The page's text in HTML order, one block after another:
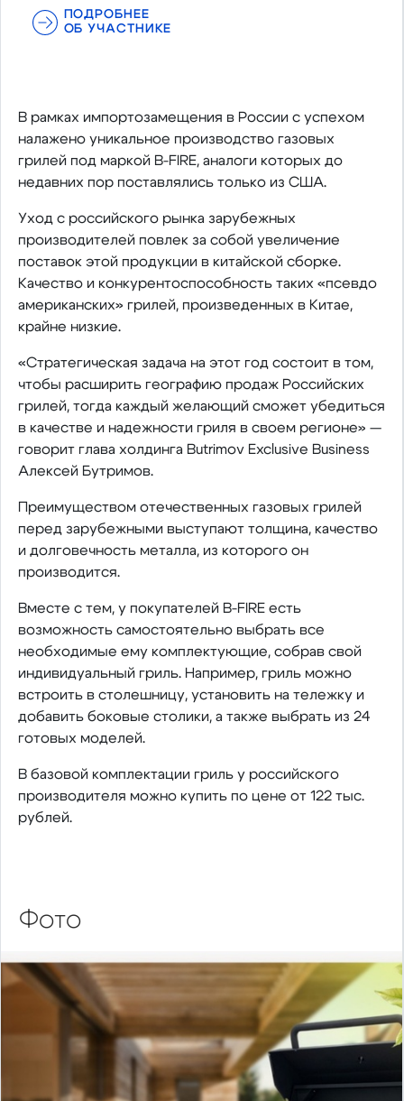
ПОДРОБНЕЕ
ОБ УЧАСТНИКЕ
В рамках импортозамещения в России с успехом
налажено уникальное производство газовых
грилей под маркой B-FIRE, аналоги которых до
недавних пор поставлялись только из США.
Уход с российского рынка зарубежных
производителей повлек за собой увеличение
поставок этой продукции в китайской сборке.
Качество и конкурентоспособность таких «псевдо
американских» грилей, произведенных в Китае,
крайне низкие.
«Стратегическая задача на этот год состоит в том,
чтобы расширить географию продаж Российских
грилей, тогда каждый желающий сможет убедиться
в качестве и надежности гриля в своем регионе» —
говорит глава холдинга Butrimov Exclusive Business
Алексей Бутримов.
Преимуществом отечественных газовых грилей
перед зарубежными выступают толщина, качество
и долговечность металла, из которого он
производится.
Вместе с тем, у покупателей B-FIRE есть
возможность самостоятельно выбрать все
необходимые ему комплектующие, собрав свой
индивидуальный гриль. Например, гриль можно
встроить в столешницу, установить на тележку и
добавить боковые столики, а также выбрать из 24
готовых моделей.
В базовой комплектации гриль у российского
производителя можно купить по цене от 122 тыс.
рублей.
Фото